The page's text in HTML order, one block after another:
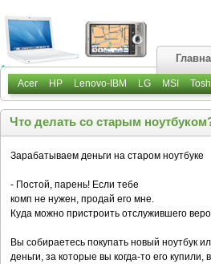
Acer HP Lenovo-IBM LG MSI
Что делать со старым
Зарабатываем деньги на старом ноутбуке
- Постой, парень! Если тебе
комп не нужен, продай его мне.
Куда можно пристроить отслужившего
Вы собираетесь покупать новый ноутбук
деньги, за которые вы когда-то его